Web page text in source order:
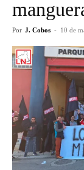
Por J. Cobos - 10 de